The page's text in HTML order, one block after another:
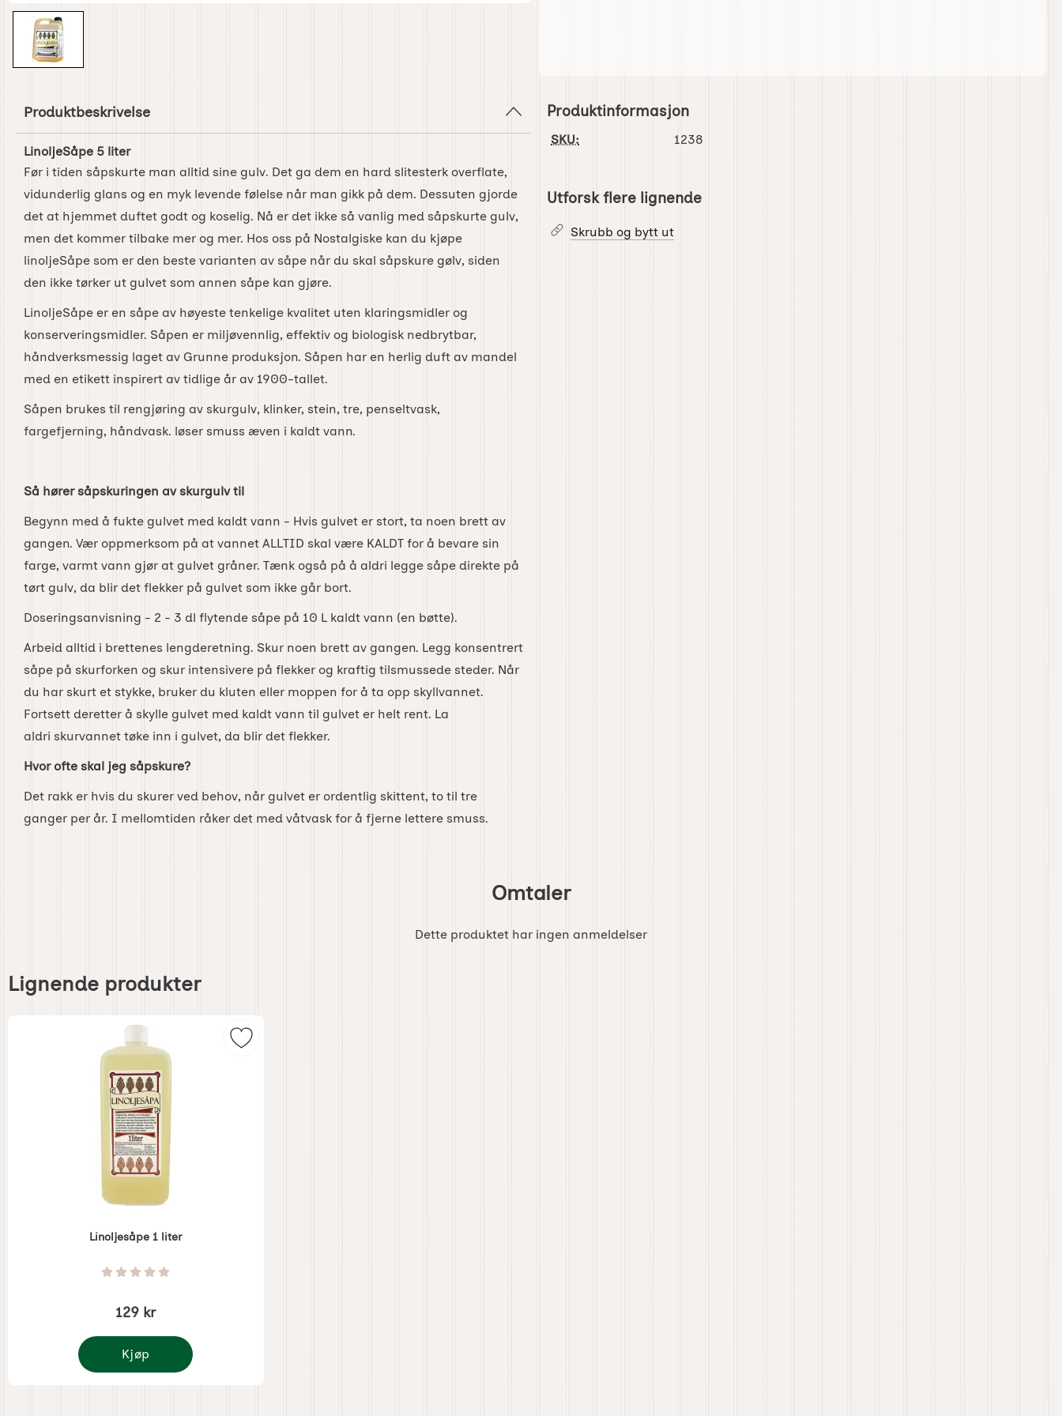
Produktbeskrivelse
LinoljeSåpe 5 liter
Før i tiden såpskurte man alltid sine gulv. Det ga dem en hard slitesterk overflate,
vidunderlig glans og en myk levende følelse når man gikk på dem. Dessuten gjorde
det at hjemmet duftet godt og koselig. Nå er det ikke så vanlig med såpskurte gulv,
men det kommer tilbake mer og mer. Hos oss på Nostalgiske kan du kjøpe
linoljeSåpe som er den beste varianten av såpe når du skal såpskure gølv, siden
den ikke tørker ut gulvet som annen såpe kan gjøre.
LinoljeSåpe er en såpe av høyeste tenkelige kvalitet uten klaringsmidler og
konserveringsmidler. Såpen er miljøvennlig, effektiv og biologisk nedbrytbar,
håndverksmessig laget av Grunne produksjon. Såpen har en herlig duft av mandel
med en etikett inspirert av tidlige år av 1900-tallet.
Såpen brukes til rengjøring av skurgulv, klinker, stein, tre, penseltvask,
fargefjerning, håndvask. løser smuss æven i kaldt vann.
Så hører såpskuringen av skurgulv til
Begynn med å fukte gulvet med kaldt vann - Hvis gulvet er stort, ta noen brett av
gangen. Vær oppmerksom på at vannet ALLTID skal være KALDT for å bevare sin
farge, varmt vann gjør at gulvet gråner. Tænk også på å aldri legge såpe direkte på
tørt gulv, da blir det flekker på gulvet som ikke går bort.
Doseringsanvisning - 2 - 3 dl flytende såpe på 10 L kaldt vann (en bøtte).
Arbeid alltid i brettenes lengderetning. Skur noen brett av gangen. Legg konsentrert
såpe på skurforken og skur intensivere på flekker og kraftig tilsmussede steder. Når
du har skurt et stykke, bruker du kluten eller moppen for å ta opp skyllvannet.
Fortsett deretter å skylle gulvet med kaldt vann til gulvet er helt rent. La
aldri skurvannet tøke inn i gulvet, da blir det flekker.
Hvor ofte skal jeg såpskure?
Det rakk er hvis du skurer ved behov, når gulvet er ordentlig skittent, to til tre
ganger per år. I mellomtiden råker det med våtvask for å fjerne lettere smuss.
Produktinformasjon
SKU: 1238
Utforsk flere lignende
Skrubb og bytt ut
Omtaler
Dette produktet har ingen anmeldelser
over
lignende
Lignende produkter
Linoljesåpe 1 liter
Varenummer 1237 Vurdering: 0 Stjerne av 5
129 kr
Kjøp
Linoljesåpe 1 liter
Merk linoljesåpe 1 liter som favoritt